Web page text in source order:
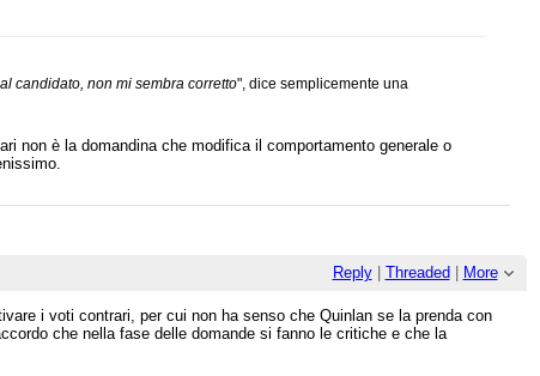
candidato, non mi sembra corretto", dice semplicemente una
non è la domandina che modifica il comportamento generale o
Reply| Threaded More
i voti contrari, per cui non ha senso che Quinlan se la prenda con
che nella fase delle domande si fanno le critiche e che la